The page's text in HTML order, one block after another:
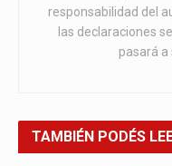
responsabilidad del
las declaraciones
pasará a
TAMBIÉN PODÉS